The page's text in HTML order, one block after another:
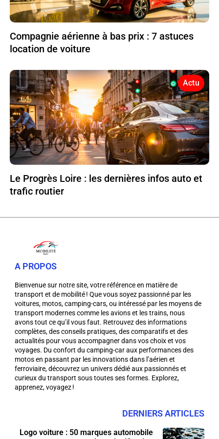
Compagnie aérienne à bas prix : 7 astuces
location de voiture
Actu
Le Progrès Loire : les dernières infos auto et
trafic routier
A PROPOS
Bienvenue sur notre site, votre référence en matière de
transport et de mobilité ! Que vous soyez passionné par les
voitures, motos, camping-cars, ou intéressé par les moyens de
transport modernes comme les avions et les trains, nous
avons tout ce qu’il vous faut. Retrouvez des informations
complètes, des conseils pratiques, des comparatifs et des
actualités pour vous accompagner dans vos choix et vos
voyages. Du confort du camping-car aux performances des
motos en passant par les innovations dans l’aérien et
ferroviaire, découvrez un univers dédié aux passionnés et
curieux du transport sous toutes ses formes. Explorez,
apprenez, voyagez !
DERNIERS ARTICLES
Logo voiture : 50 marques automobile